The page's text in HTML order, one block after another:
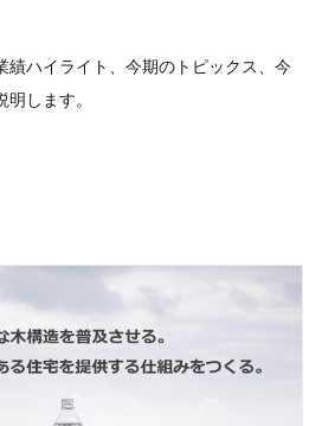
績ハイライト、今期のトピックス、今
します。